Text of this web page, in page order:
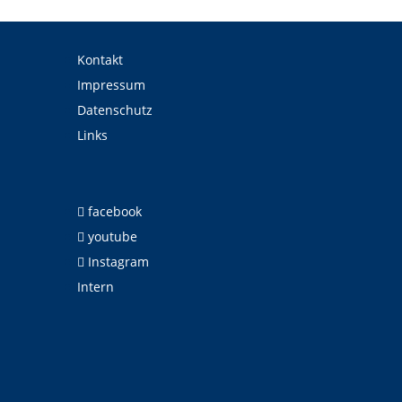
Kontakt
Impressum
Datenschutz
Links
facebook
youtube
Instagram
Intern